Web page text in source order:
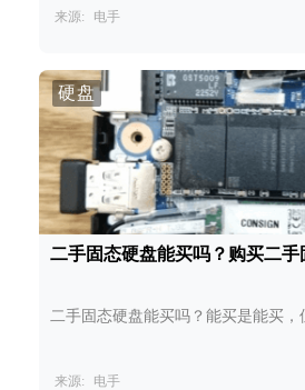
来源: 电手
硬盘
二手固态硬盘能买吗？购买二
二手固态硬盘能买吗？能买是能买，
来源: 电手